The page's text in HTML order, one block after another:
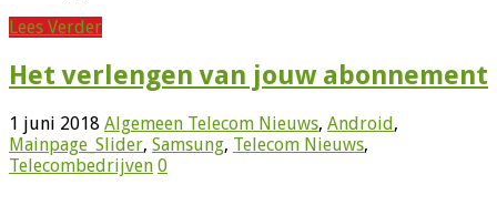
Lees Verder
Het verlengen van jouw abonnement
1 juni 2018 Algemeen Telecom Nieuws, Android,
Mainpage_Slider, Samsung, Telecom Nieuws,
Telecombedrijven 0